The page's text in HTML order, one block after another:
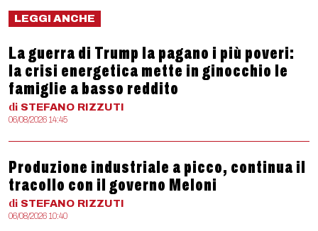
LEGGI ANCHE
La guerra di Trump la pagano i più poveri:
la crisi energetica mette in ginocchio le
famiglie a basso reddito
di STEFANO RIZZUTI
06/08/2026 14:45
Produzione industriale a picco, continua il
tracollo con il governo Meloni
di STEFANO RIZZUTI
06/08/2026 10:40